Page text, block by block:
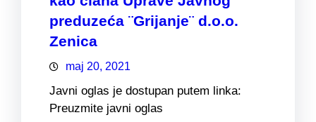
preduzeća ¨Grijanje¨ d.o.o.
Zenica
maj 20, 2021
Javni oglas je dostupan putem linka:
Preuzmite javni oglas